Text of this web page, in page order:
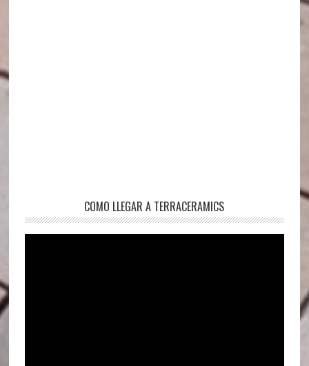
COMO LLEGAR A TERRACERAMICS